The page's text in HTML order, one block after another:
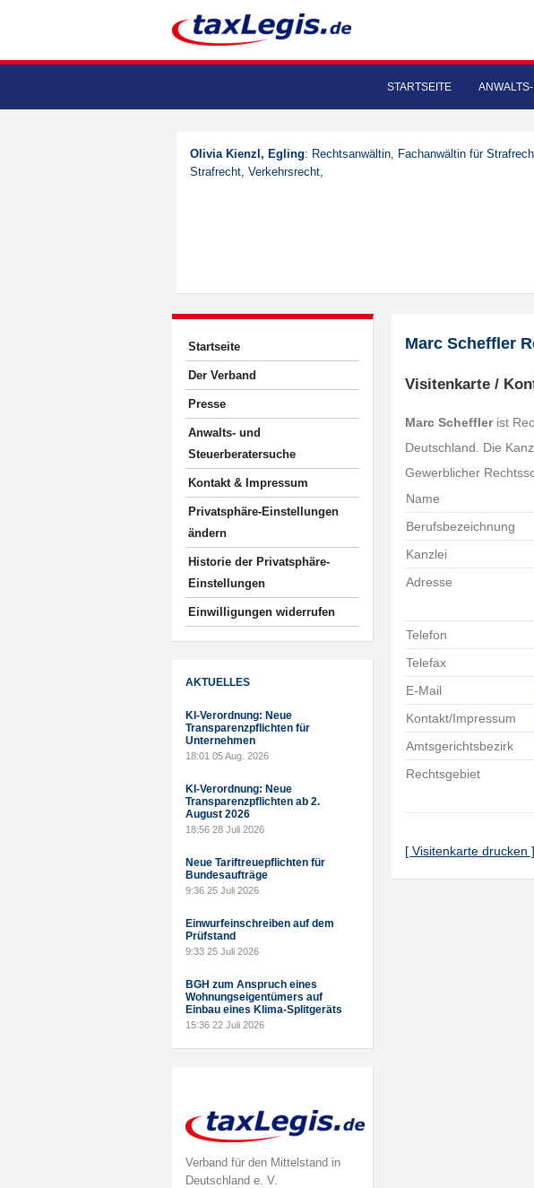
STARTSEITE
Olivia Kienzl, Egling: Rechtsanwältin, Fachanwältin für
Strafrecht, Verkehrsrecht,
Startseite
Der Verband
Presse
Anwalts- und
Steuerberatersuche
Kontakt & Impressum
Privatsphäre-Einstellungen
ändern
Historie der Privatsphäre-
Einstellungen
Einwilligungen widerrufen
AKTUELLES
KI-Verordnung: Neue
Transparenzpflichten für
Unternehmen
18:01 05 Aug. 2026
KI-Verordnung: Neue
Transparenzpflichten ab 2.
August 2026
18:56 28 Juli 2026
Neue Tariftreuepflichten für
Bundesaufträge
9:36 25 Juli 2026
Einwurfeinschreiben auf dem
Prüfstand
9:33 25 Juli 2026
BGH zum Anspruch eines
Wohnungseigentümers auf
Einbau eines Klima-Splitgeräts
15:36 22 Juli 2026
Verband für den Mittelstand in
Deutschland e. V.
Marc Scheffler
Visitenkarte /
Marc Schefflerist
Deutschland. Die
Gewerblicher
Name
Berufsbezeichnung
Kanzlei
Adresse
Telefon
Telefax
E-Mail
Kontakt/Impressum
Amtsgerichtsbezirk
Rechtsgebiet
[ Visitenkarte drucken ]